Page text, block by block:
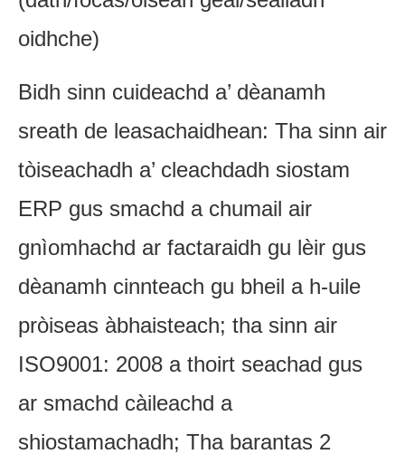
oidhche)
Bidh sinn cuideachd a’ dèanamh
sreath de leasachaidhean: Tha sinn air
tòiseachadh a’ cleachdadh siostam
ERP gus smachd a chumail air
gnìomhachd ar factaraidh gu lèir gus
dèanamh cinnteach gu bheil a h-uile
pròiseas àbhaisteach; tha sinn air
ISO9001: 2008 a thoirt seachad gus
ar smachd càileachd a
shiostamachadh; Tha barantas 2